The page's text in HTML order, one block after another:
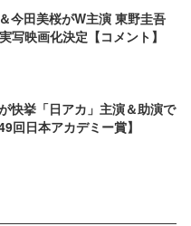
今田美桜がW主演 東野圭吾
写映画化決定【コメント】
快挙「日アカ」主演＆助演で
回日本アカデミー賞】